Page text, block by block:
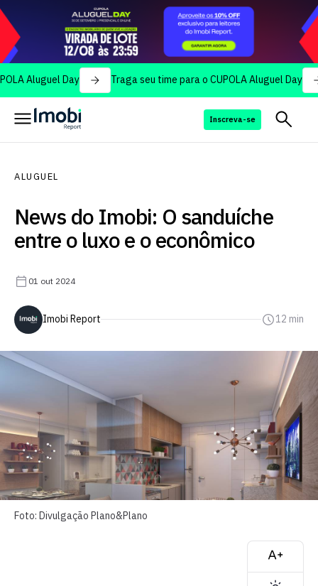
Day Traga seu time para o CUPOLA Aluguel Day
Inscreva-se
ALUGUEL
News do Imobi: O sanduíche
entre o luxo e o econômico
01 out 2024
Imobi Report 12 min
Foto: Divulgação Plano&Plano